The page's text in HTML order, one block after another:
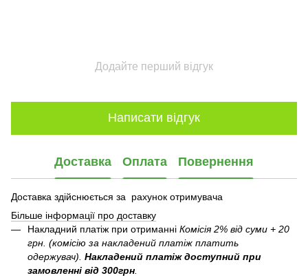
Додайте перший відгук
Написати відгук
Доставка Оплата Повернення
Доставка здійснюється за рахунок отримувача
Більше інформації про доставку
Накладний платіж при отриманні Комісія 2% від суми + 20
грн. (комісію за накладений платіж платить
одержувач). Накладений платіж доступний при
замовленні від 300грн